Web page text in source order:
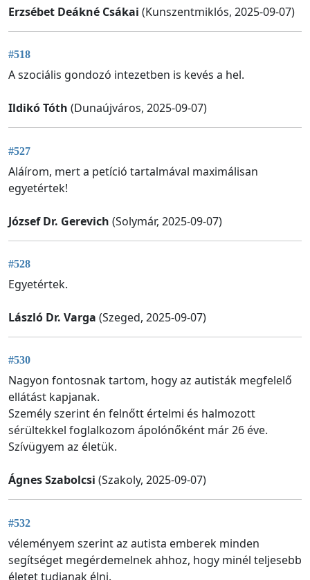
Erzsébet Deákné Csákai (Kunszentmiklós, 2025-09-07)
#518
A szociális gondozó intezetben is kevés a hel.
Ildikó Tóth (Dunaújváros, 2025-09-07)
#527
Aláírom, mert a petíció tartalmával maximálisan
egyetértek!
József Dr. Gerevich (Solymár, 2025-09-07)
#528
Egyetértek.
László Dr. Varga (Szeged, 2025-09-07)
#530
Nagyon fontosnak tartom, hogy az autisták megfelelő
ellátást kapjanak.
Személy szerint én felnőtt értelmi és halmozott
sérültekkel foglalkozom ápolónőként már 26 éve.
Szívügyem az életük.
Ágnes Szabolcsi (Szakoly, 2025-09-07)
#532
véleményem szerint az autista emberek minden
segítséget megérdemelnek ahhoz, hogy minél teljesebb
életet tudjanak élni.